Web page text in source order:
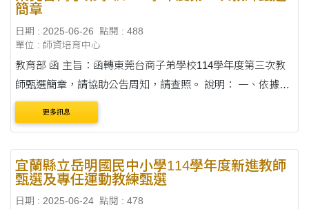
簡章
日期 : 2025-06-26
點閱 : 488
單位 : 師資培育中心
教育部 函 主旨：函轉東莞台商子弟學校114學年度第三次教
師甄選簡章，請協助公告周知，請查照。 說明： 一、依據東
莞台商子弟學校114年6月19日（一一四）莞學人字第
更多訊息
宜蘭縣立岳明國民中小學114學年度新進教師
甄選及專任運動教練甄選
日期 : 2025-06-24 點閱 : 478